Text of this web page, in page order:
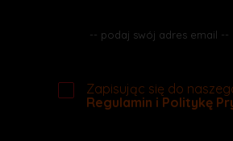
Zapisując się do
Regulamin i Politykę